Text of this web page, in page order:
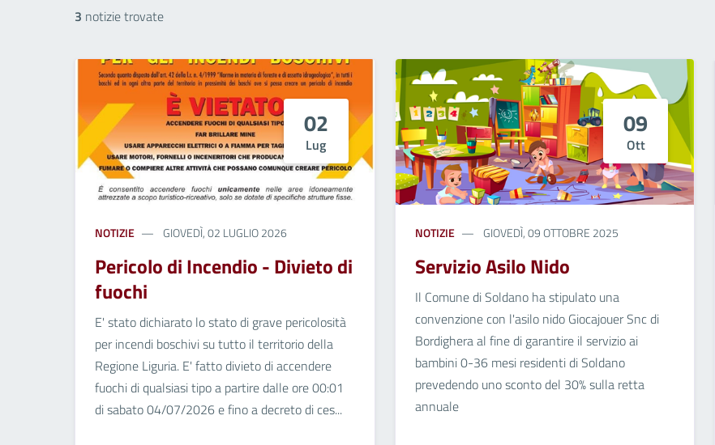
3 notizie trovate
02
Lug
NOTIZIE GIOVEDÌ, 02 LUGLIO 2026
Pericolo di Incendio - Divieto di
fuochi
E' stato dichiarato lo stato di grave pericolosità
per incendi boschivi su tutto il territorio della
Regione Liguria. E' fatto divieto di accendere
fuochi di qualsiasi tipo a partire dalle ore 00:01
di sabato 04/07/2026 e fino a decreto di ces...
09
Ott
NOTIZIE GIOVEDÌ, 09 OTTOBRE 2025
Servizio Asilo Nido
Il Comune di Soldano ha stipulato una
convenzione con l'asilo nido Giocajouer Snc di
Bordighera al fine di garantire il servizio ai
bambini 0-36 mesi residenti di Soldano
prevedendo uno sconto del 30% sulla retta
annuale